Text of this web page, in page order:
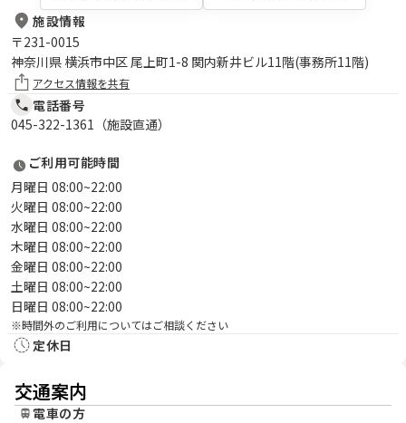
施設情報
〒231-0015
神奈川県 横浜市中区 尾上町1-8 関内新井ビル11階(事務所11階)
アクセス情報を共有
電話番号
045-322-1361（施設直通）
ご利用可能時間
月曜日 08:00~22:00
火曜日 08:00~22:00
水曜日 08:00~22:00
木曜日 08:00~22:00
金曜日 08:00~22:00
土曜日 08:00~22:00
日曜日 08:00~22:00
※時間外のご利用についてはご相談ください
定休日
交通案内
電車の方